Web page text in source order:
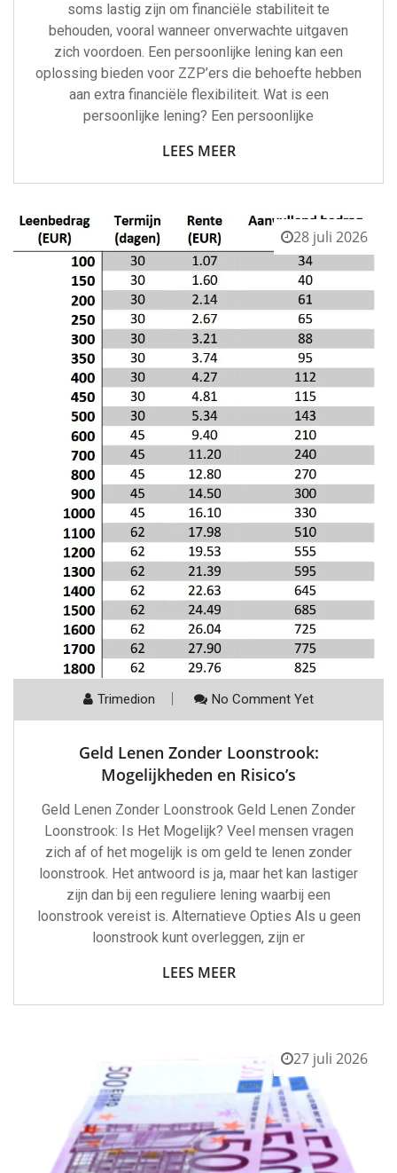
soms lastig zijn om financiële stabiliteit te
behouden, vooral wanneer onverwachte uitgaven
zich voordoen. Een persoonlijke lening kan een
oplossing bieden voor ZZP’ers die behoefte hebben
aan extra financiële flexibiliteit. Wat is een
persoonlijke lening? Een persoonlijke
LEES MEER
28 juli 2026
Trimedion No Comment Yet
Geld Lenen Zonder Loonstrook:
Mogelijkheden en Risico’s
Geld Lenen Zonder Loonstrook Geld Lenen Zonder
Loonstrook: Is Het Mogelijk? Veel mensen vragen
zich af of het mogelijk is om geld te lenen zonder
loonstrook. Het antwoord is ja, maar het kan lastiger
zijn dan bij een reguliere lening waarbij een
loonstrook vereist is. Alternatieve Opties Als u geen
loonstrook kunt overleggen, zijn er
LEES MEER
27 juli 2026